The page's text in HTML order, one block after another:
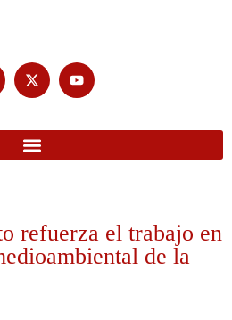
refuerza el trabajo en
de la